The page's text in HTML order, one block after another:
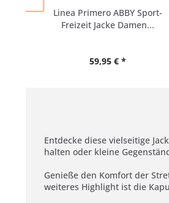
Linea Primero ABBY Sport-
Freizeit Jacke Damen...
59,95 € *
Entdecke diese vielseitige
halten oder kleine
Genieße den Komfort der
weiteres Highlight ist die